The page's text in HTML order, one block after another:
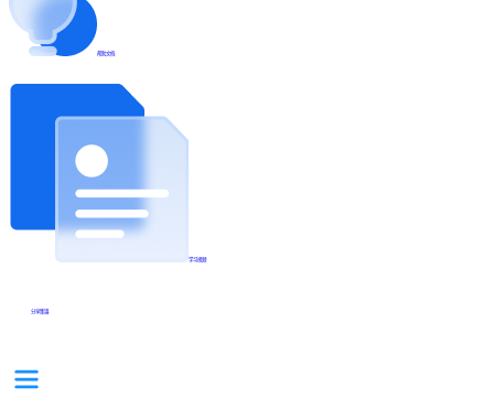
帮助文档
学习视频
分享集锦